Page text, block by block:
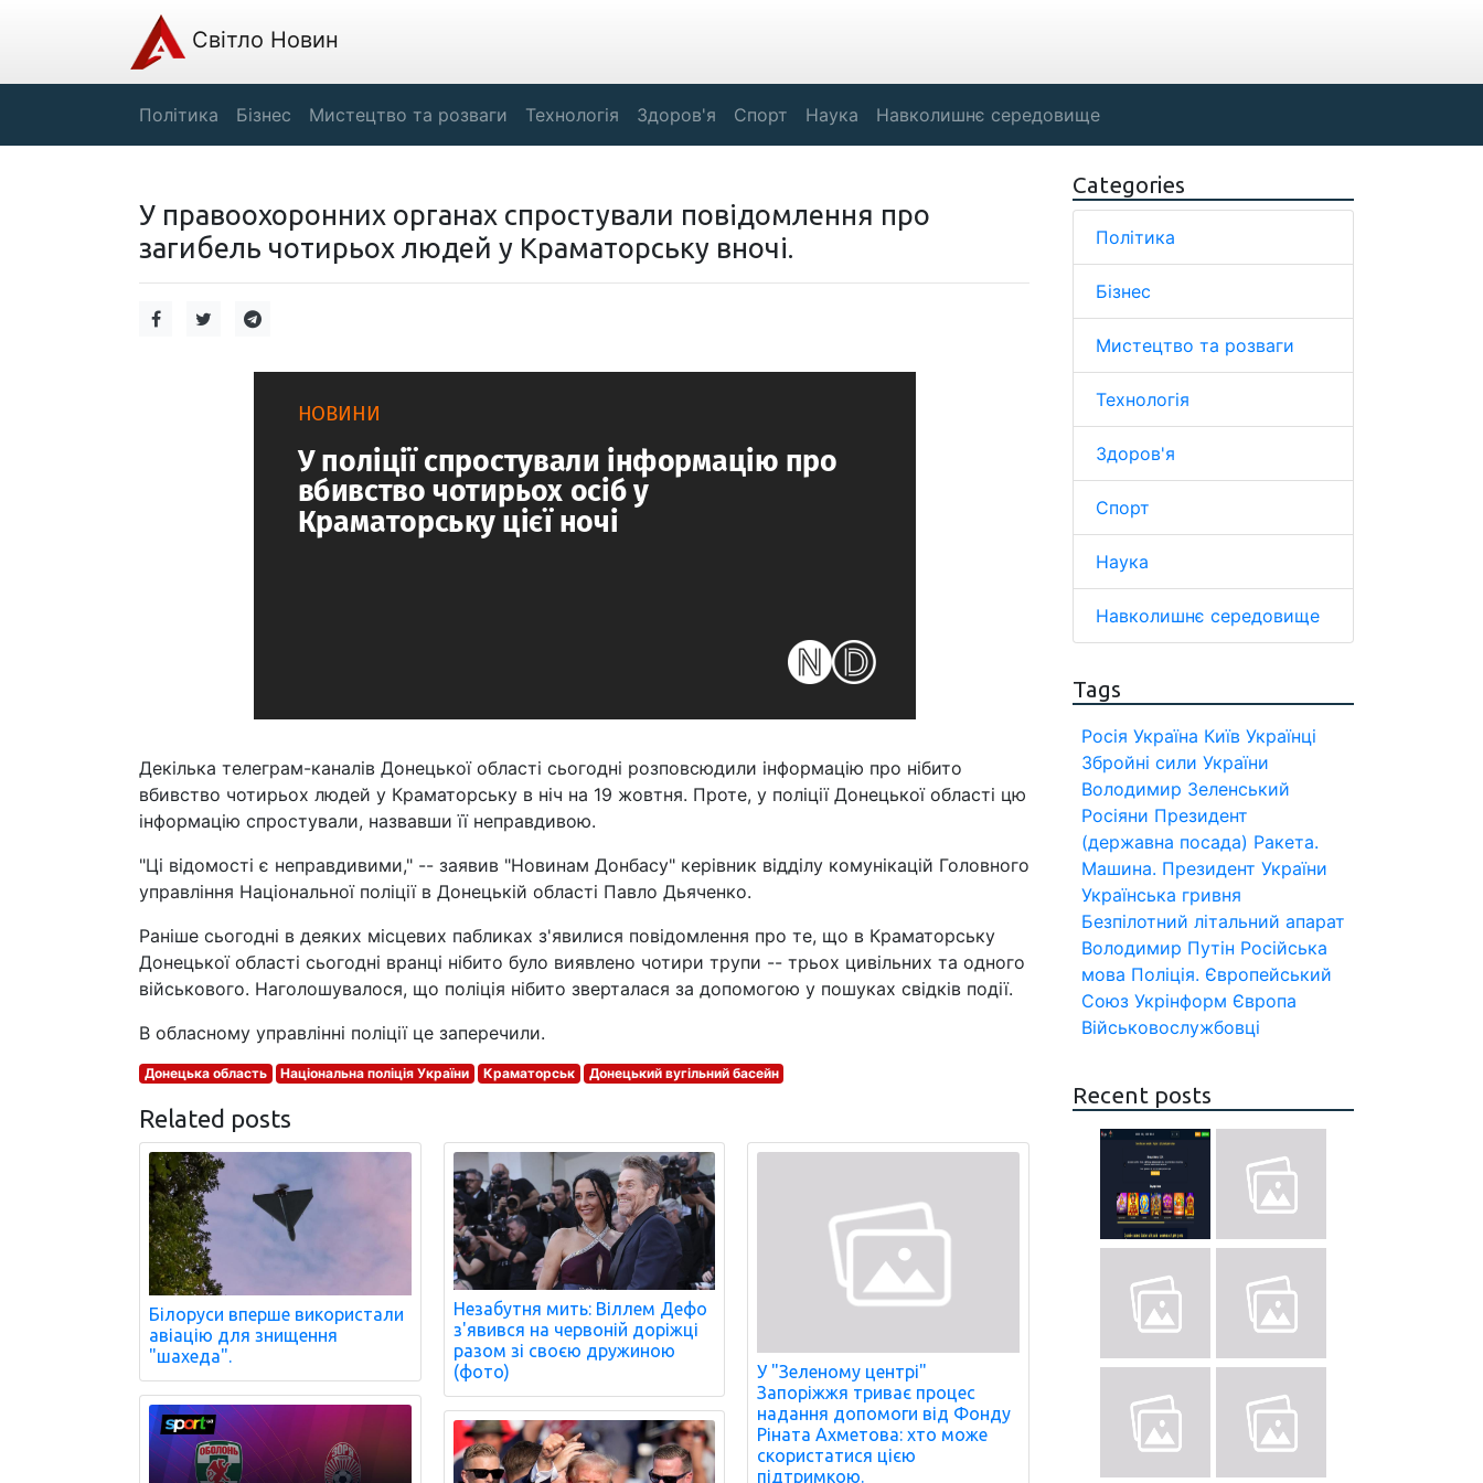
Світло Новин
Політика Бізнес Мистецтво та розваги Технологія Здоров'я Спорт Наука Навколишнє середовище
У правоохоронних органах спростували повідомлення про
загибель чотирьох людей у Краматорську вночі.
Декілька телеграм-каналів Донецької області сьогодні розповсюдили інформацію про нібито
вбивство чотирьох людей у Краматорську в ніч на 19 жовтня. Проте, у поліції Донецької області цю
інформацію спростували, назвавши її неправдивою.
"Ці відомості є неправдивими," -- заявив "Новинам Донбасу" керівник відділу комунікацій Головного
управління Національної поліції в Донецькій області Павло Дьяченко.
Раніше сьогодні в деяких місцевих пабликах з'явилися повідомлення про те, що в Краматорську
Донецької області сьогодні вранці нібито було виявлено чотири трупи -- трьох цивільних та одного
військового. Наголошувалося, що поліція нібито зверталася за допомогою у пошуках свідків події.
В обласному управлінні поліції це заперечили.
Донецька область Національна поліція України Краматорськ Донецький вугільний басейн
Related posts
Білоруси вперше використали
авіацію для знищення
"шахеда".
Незабутня мить: Віллем Дефо
з'явився на червоній доріжці
разом зі своєю дружиною
(фото)
У "Зеленому центрі"
Запоріжжя триває процес
надання допомоги від Фонду
Ріната Ахметова: хто може
скористатися цією
підтримкою.
Categories
Політика
Бізнес
Мистецтво та розваги
Технологія
Здоров'я
Спорт
Наука
Навколишнє середовище
Tags
Росія Україна Київ Українці
Збройні сили України
Володимир Зеленський
Росіяни Президент
(державна посада) Ракета.
Машина. Президент України
Українська гривня
Безпілотний літальний апарат
Володимир Путін Російська
мова Поліція. Європейський
Союз Укрінформ Європа
Військовослужбовці
Recent posts